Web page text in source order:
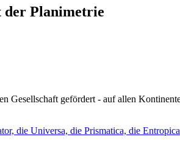
der Planimetrie
Gesellschaft gefördert - auf allen
die Universa, die Prismatica, die Entropica